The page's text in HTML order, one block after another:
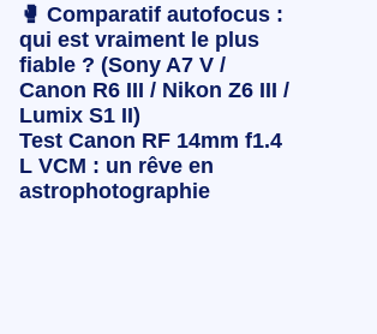
🥊 Comparatif autofocus :
qui est vraiment le plus
fiable ? (Sony A7 V /
Canon R6 III / Nikon Z6 III /
Lumix S1 II)
Test Canon RF 14mm f1.4
L VCM : un rêve en
astrophotographie